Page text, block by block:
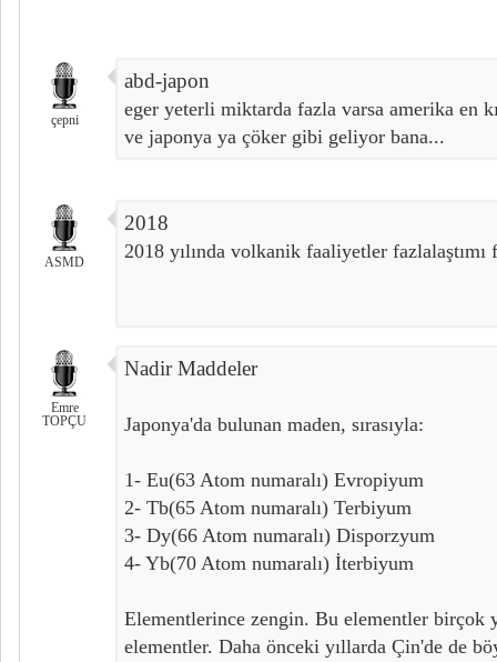
çepni
abd-japon
eger yeterli miktarda fazla varsa amerika en
ve japonya ya çöker gibi geliyor bana...
ASMD
2018
2018 yılında volkanik faaliyetler fazlalaştımı
Emre
TOPÇU
Nadir Maddeler
Japonya'da bulunan maden, sırasıyla:
1- Eu(63 Atom numaralı) Evropiyum
2- Tb(65 Atom numaralı) Terbiyum
3- Dy(66 Atom numaralı) Disporzyum
4- Yb(70 Atom numaralı) İterbiyum
Elementlerince zengin. Bu elementler birçok
elementler. Daha önceki yıllarda Çin'de de